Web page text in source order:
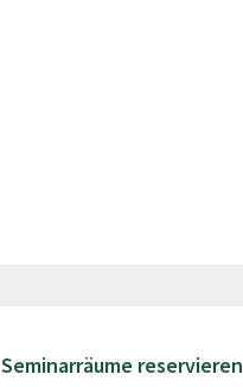
Seminarräume reservieren